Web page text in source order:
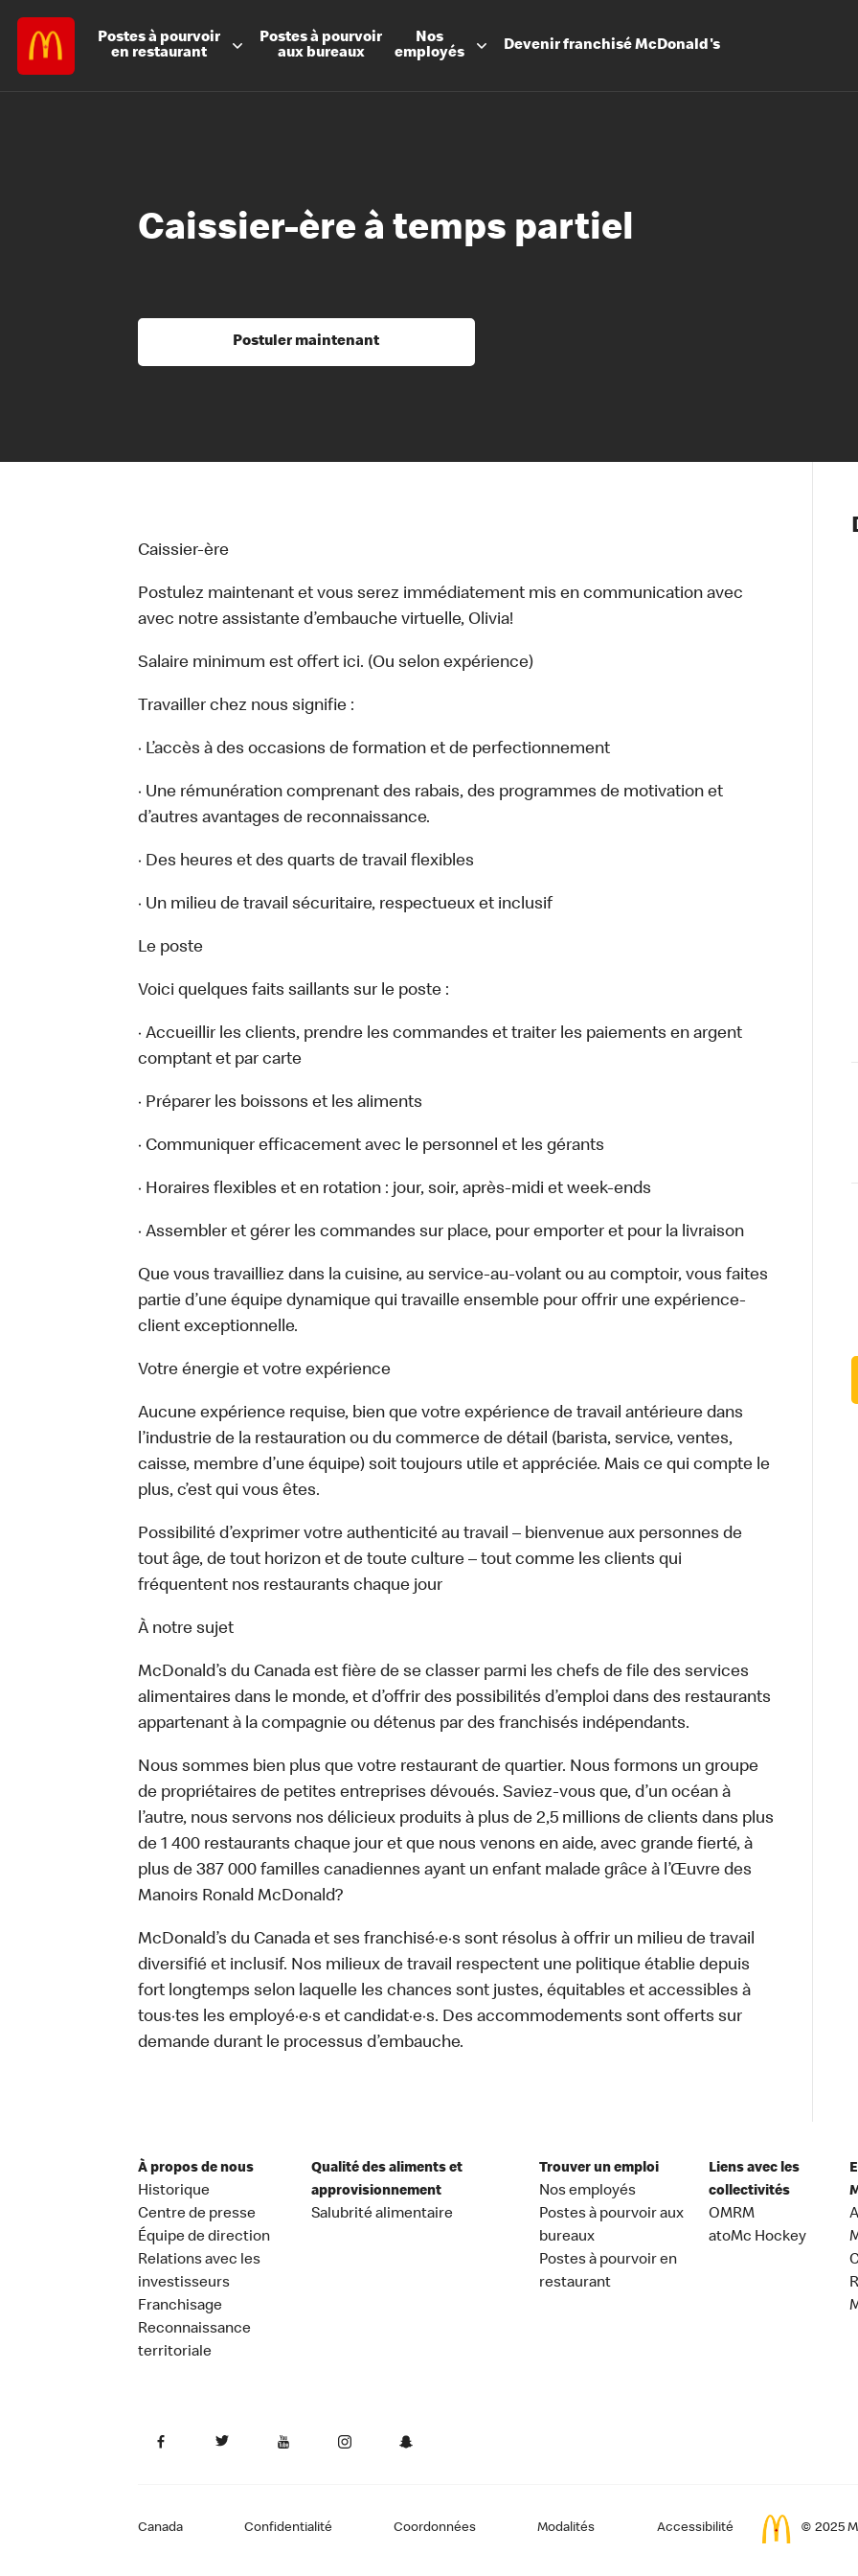
Postes à pourvoir
en restaurant
Postes à pourvoir
aux bureaux
Nos
employés
DevenirfranchiséMcDonald's
Les
Notre
Nos
Santé et
Caissier-ère à temps partiel
Postuler maintenant
Caissier-ère
Postulez maintenant et vous serez immédiatement mis en communication avec
avec notre assistante d’embauche virtuelle, Olivia!
Salaire minimum est offert ici. (Ou selon expérience)
Travailler chez nous signifie :
· L’accès à des occasions de formation et de perfectionnement
· Une rémunération comprenant des rabais, des programmes de motivation et
d’autres avantages de reconnaissance.
· Des heures et des quarts de travail flexibles
· Un milieu de travail sécuritaire, respectueux et inclusif
Le poste
Voici quelques faits saillants sur le poste :
· Accueillir les clients, prendre les commandes et traiter les paiements en argent
comptant et par carte
· Préparer les boissons et les aliments
· Communiquer efficacement avec le personnel et les gérants
· Horaires flexibles et en rotation : jour, soir, après-midi et week-ends
· Assembler et gérer les commandes sur place, pour emporter et pour la livraison
Que vous travailliez dans la cuisine, au service-au-volant ou au comptoir, vous faites
partie d’une équipe dynamique qui travaille ensemble pour offrir une expérience-
client exceptionnelle.
Votre énergie et votre expérience
Aucune expérience requise, bien que votre expérience de travail antérieure dans
l’industrie de la restauration ou du commerce de détail (barista, service, ventes,
caisse, membre d’une équipe) soit toujours utile et appréciée. Mais ce qui compte le
plus, c’est qui vous êtes.
Possibilité d’exprimer votre authenticité au travail – bienvenue aux personnes de
tout âge, de tout horizon et de toute culture – tout comme les clients qui
fréquentent nos restaurants chaque jour
À notre sujet
McDonald’s du Canada est fière de se classer parmi les chefs de file des services
alimentaires dans le monde, et d’offrir des possibilités d’emploi dans des restaurants
appartenant à la compagnie ou détenus par des franchisés indépendants.
Nous sommes bien plus que votre restaurant de quartier. Nous formons un groupe
de propriétaires de petites entreprises dévoués. Saviez-vous que, d’un océan à
l’autre, nous servons nos délicieux produits à plus de 2,5 millions de clients dans plus
de 1 400 restaurants chaque jour et que nous venons en aide, avec grande fierté, à
plus de 387 000 familles canadiennes ayant un enfant malade grâce à l’Œuvre des
Manoirs Ronald McDonald?
McDonald’s du Canada et ses franchisé·e·s sont résolus à offrir un milieu de travail
diversifié et inclusif. Nos milieux de travail respectent une politique établie depuis
fort longtemps selon laquelle les chances sont justes, équitables et accessibles à
tous·tes les employé·e·s et candidat·e·s. Des accommodements sont offerts sur
demande durant le processus d’embauche.
À propos de nous
Historique
Centre de presse
Équipe de direction
Relations avec les
investisseurs
Franchisage
Reconnaissance
territoriale
Qualité des aliments et
approvisionnement
Salubrité alimentaire
Trouver un emploi
Nos employés
Postes à pourvoir aux
bureaux
Postes à pourvoir en
restaurant
Liens avec les
collectivités
OMRM
atoMc Hockey
Canada Confidentialité Coordonnées Modalités Accessibilité © 2025